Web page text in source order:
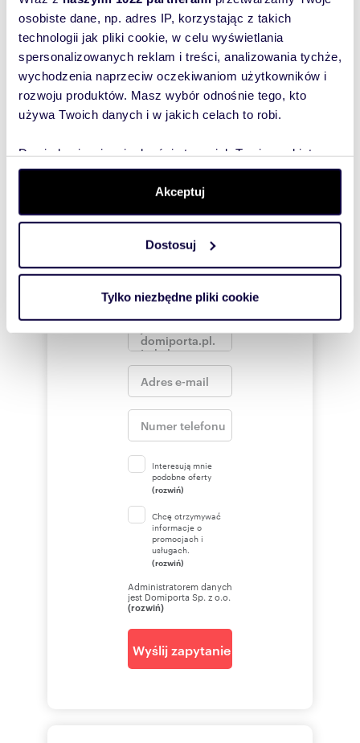
osobiste dane, np. adres IP, korzystając z takich
technologii jak pliki cookie, w celu wyświetlania
spersonalizowanych reklam i treści, analizowania tychże,
wychodzenia naprzeciw oczekiwaniom użytkowników i
rozwoju produktów. Masz wybór odnośnie tego, kto
używa Twoich danych i w jakich celach to robi.
Dowiedz się więcej odnośnie tego, jak Twoje osobiste
dane są przetwarzane oraz ustaw własne preferencje w
. W Deklaracji plików cookie możesz
zmienić lub wycofać swoją zgodę w dowolnej chwili.
Wykorzystujemy pliki cookie do spersonalizowania treści
i reklam, aby oferować funkcje społecznościowe i
korzystasz z naszej witryny, udostępniamy partnerom
Partnerzy mogą połączyć te informacje z innymi danymi
otrzymanymi od Ciebie lub uzyskanymi podczas
korzystania z ich usług.
Akceptuj
Dostosuj
Tylko niezbędne pliki cookie
wiadomość
To najlepszy
sposób, aby
właściciel
oferty
Tobą
skontaktował!
Interesują mnie
podobne oferty
(rozwiń)
Chcę otrzymywać
informacje o
promocjach i
usługach.
(rozwiń)
Administratorem danych
jest Domiporta Sp. z o.o.
(rozwiń)
Wyślij zapytanie